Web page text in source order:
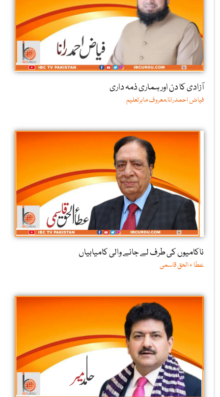
آزادی کا دن اور ہماری ذمہ داری
فیاض احمدرانا،معروف ماہرتعلیم
ناکامیوں کی طرف لے جانے والی کامیابیاں
عطا ء الحق قاسمی